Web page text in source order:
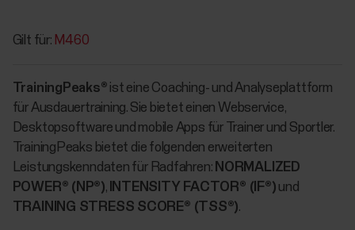
Gilt für: M460
TrainingPeaks® ist eine Coaching- und Analyseplattform
für Ausdauertraining. Sie bietet einen Webservice,
Desktopsoftware und mobile Apps für Trainer und Sportler.
TrainingPeaks bietet die folgenden erweiterten
Leistungskenndaten für Radfahren: NORMALIZED
POWER® (NP®), INTENSITY FACTOR® (IF®) und
TRAINING STRESS SCORE® (TSS®).